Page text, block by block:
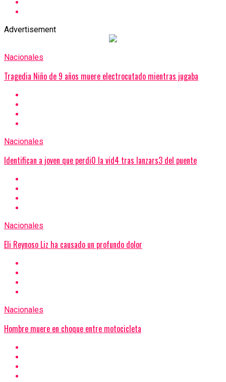
Advertisement
Nacionales
Tragedia Niño de 9 años muere electrocutado mientras jugaba
Nacionales
Identifican a joven que perdi0 la vid4 tras lanzars3 del puente
Nacionales
Eli Reynoso Liz ha causado un profundo dolor
Nacionales
Hombre muere en choque entre motocicleta